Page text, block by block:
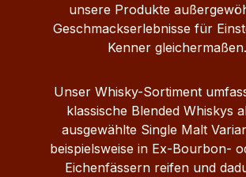
unsere Produkte
Geschmackserlebnisse für
Kenner gleichermaßen.
Unser Whisky-Sortiment
klassische Blended Whiskys
ausgewählte Single Malt
beispielsweise in Ex-Bourbon-
Eichenfässern reifen und